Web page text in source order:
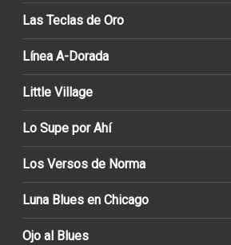
Las Teclas de Oro
Línea A-Dorada
Little Village
Lo Supe por Ahí
Los Versos de Norma
Luna Blues en Chicago
Ojo al Blues